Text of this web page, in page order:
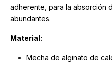
adherente, para la absorción
abundantes.
Material:
Mecha de alginato de